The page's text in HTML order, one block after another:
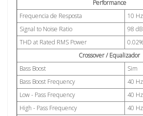
Performance
Frequencia de Resposta
10
Signal to Noise Ratio
98 dB
THD at Rated RMS Power
0.02%
Crossover / Equalizador
Bass Boost
Sim
Bass Boost Frequency
40 Hz
Low - Pass Frequency
40
High - Pass Frequency
40